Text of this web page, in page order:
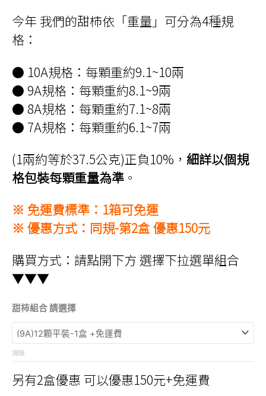
今年 我們的甜柿依「重量」可分為4種規
格：
● 10A規格：每顆重約9.1~10兩
● 9A規格：每顆重約8.1~9兩
● 8A規格：每顆重約7.1~8兩
● 7A規格：每顆重約6.1~7兩
(1兩約等於37.5公克)正負10%， 細詳以個規
格包裝每顆重量為準 。
※ 免運費標準：1箱可免運
※ 優惠方式：同規-第2盒 優惠150元
購買方式：請點開下方 選擇下拉選單組合
▼▼▼
甜柿組合 請選擇
清除
另有2盒優惠 可以優惠150元+免運費